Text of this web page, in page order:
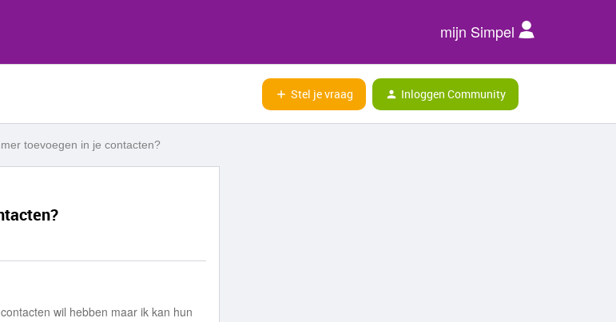
mijn Simpel
Stel je vraag Inloggen Community
toevoegen in je contacten?
wil hebben maar ik kan hun